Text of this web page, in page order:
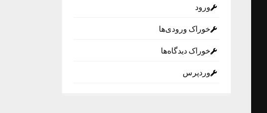
ورود
خوراک ورودی‌ها
خوراک دیدگاه‌ها
وردپرس